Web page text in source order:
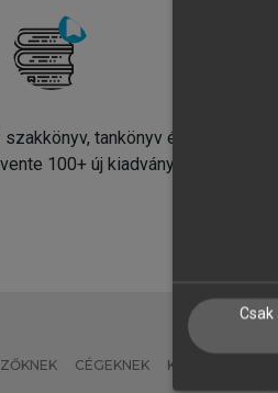
szakkönyv, tankönyv és
100+ új kiadvány.
CÉGEKNEK
Csak